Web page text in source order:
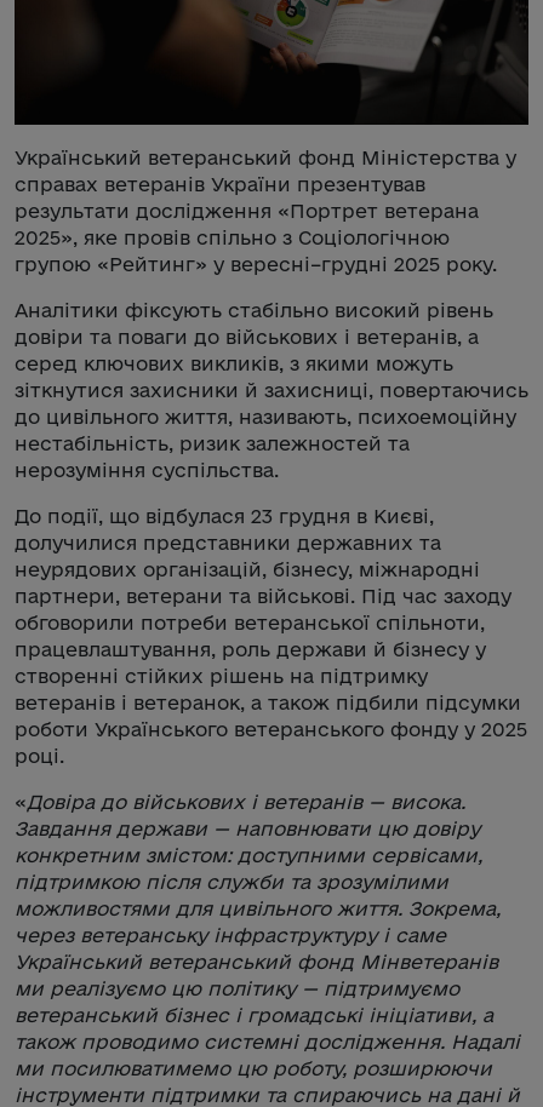
Український ветеранський фонд Міністерства у
справах ветеранів України презентував
результати дослідження «Портрет ветерана
2025», яке провів спільно з Соціологічною
групою «Рейтинг» у вересні–грудні 2025 року.
Аналітики фіксують стабільно високий рівень
довіри та поваги до військових і ветеранів, а
серед ключових викликів, з якими можуть
зіткнутися захисники й захисниці, повертаючись
до цивільного життя, називають, психоемоційну
нестабільність, ризик залежностей та
нерозуміння суспільства.
До події, що відбулася 23 грудня в Києві,
долучилися представники державних та
неурядових організацій, бізнесу, міжнародні
партнери, ветерани та військові. Під час заходу
обговорили потреби ветеранської спільноти,
працевлаштування, роль держави й бізнесу у
створенні стійких рішень на підтримку
ветеранів і ветеранок, а також підбили підсумки
роботи Українського ветеранського фонду у 2025
році.
«Довіра до військових і ветеранів — висока.
Завдання держави — наповнювати цю довіру
конкретним змістом: доступними сервісами,
підтримкою після служби та зрозумілими
можливостями для цивільного життя. Зокрема,
через ветеранську інфраструктуру і саме
Український ветеранський фонд Мінветеранів
ми реалізуємо цю політику — підтримуємо
ветеранський бізнес і громадські ініціативи, а
також проводимо системні дослідження. Надалі
ми посилюватимемо цю роботу, розширюючи
інструменти підтримки та спираючись на дані й